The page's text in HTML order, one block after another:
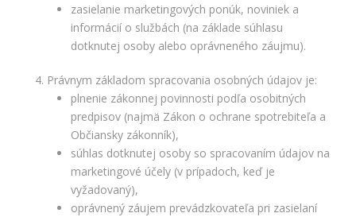
zasielanie marketingových ponúk, noviniek a
informácií o službách (na základe súhlasu
dotknutej osoby alebo oprávneného záujmu).
Právnym základom spracovania osobných údajov je:
plnenie zákonnej povinnosti podľa osobitných
predpisov (najmä Zákon o ochrane spotrebiteľa a
Občiansky zákonník),
súhlas dotknutej osoby so spracovaním údajov na
marketingové účely (v prípadoch, keď je
vyžadovaný),
oprávnený záujem prevádzkovateľa pri zasielaní